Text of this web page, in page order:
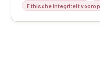
Ethische integriteit voorop